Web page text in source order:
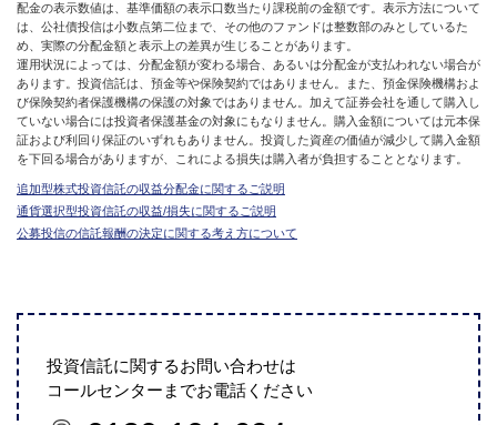
配金の表示数値は、基準価額の表示口数当たり課税前の金額です。表示方法について
は、公社債投信は小数点第二位まで、その他のファンドは整数部のみとしているた
め、実際の分配金額と表示上の差異が生じることがあります。
運用状況によっては、分配金額が変わる場合、あるいは分配金が支払われない場合が
あります。投資信託は、預金等や保険契約ではありません。また、預金保険機構およ
び保険契約者保護機構の保護の対象ではありません。加えて証券会社を通して購入し
ていない場合には投資者保護基金の対象にもなりません。購入金額については元本保
証および利回り保証のいずれもありません。投資した資産の価値が減少して購入金額
を下回る場合がありますが、これによる損失は購入者が負担することとなります。
追加型株式投資信託の収益分配金に関するご説明
通貨選択型投資信託の収益/損失に関するご説明
公募投信の信託報酬の決定に関する考え方について
投資信託に関するお問い合わせは
コールセンターまでお電話ください